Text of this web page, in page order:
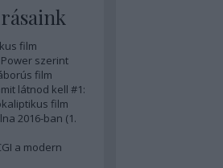
film
szerint
film
látnod kell #1:
film
2016-ban (1.
a modern